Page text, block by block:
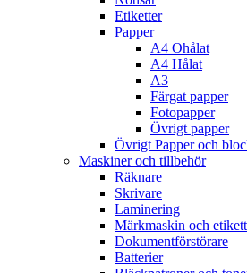
Etiketter
Papper
A4 Ohålat
A4 Hålat
A3
Färgat papper
Fotopapper
Övrigt papper
Övrigt Papper och
Maskiner och tillbehör
Räknare
Skrivare
Laminering
Märkmaskin och
Dokumentförstörare
Batterier